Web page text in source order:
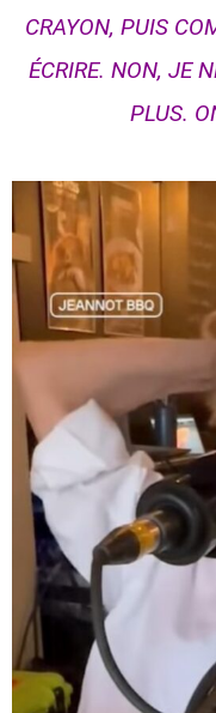
CRAYON, PUIS
ÉCRIRE. NON, JE
PLUS.